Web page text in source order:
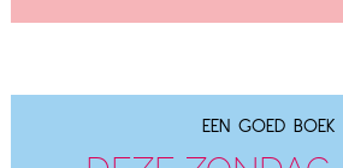
EEN GOED BOEK